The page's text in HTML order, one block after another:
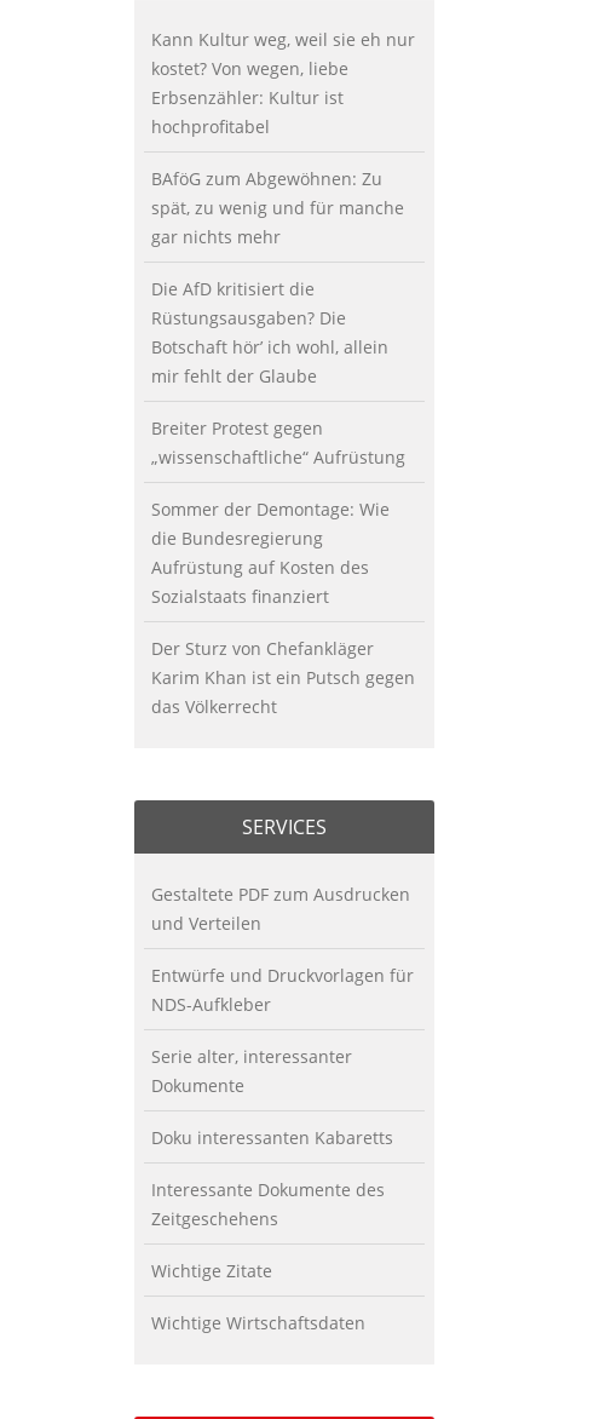
Kann Kultur weg, weil sie eh nur
kostet? Von wegen, liebe
Erbsenzähler: Kultur ist
hochprofitabel
BAföG zum Abgewöhnen: Zu
spät, zu wenig und für manche
gar nichts mehr
Die AfD kritisiert die
Rüstungsausgaben? Die
Botschaft hör’ ich wohl, allein
mir fehlt der Glaube
Breiter Protest gegen
„wissenschaftliche“ Aufrüstung
Sommer der Demontage: Wie
die Bundesregierung
Aufrüstung auf Kosten des
Sozialstaats finanziert
Der Sturz von Chefankläger
Karim Khan ist ein Putsch gegen
das Völkerrecht
SERVICES
Gestaltete PDF zum Ausdrucken
und Verteilen
Entwürfe und Druckvorlagen für
NDS-Aufkleber
Serie alter, interessanter
Dokumente
Doku interessanten Kabaretts
Interessante Dokumente des
Zeitgeschehens
Wichtige Zitate
Wichtige Wirtschaftsdaten